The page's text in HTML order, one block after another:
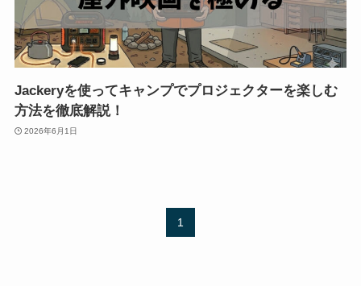
Jackeryを使ってキャンプでプロジェクターを楽しむ
方法を徹底解説！
2026年6月1日
1